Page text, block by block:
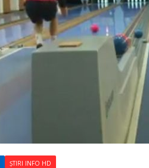
ȘTIRI INFO HD